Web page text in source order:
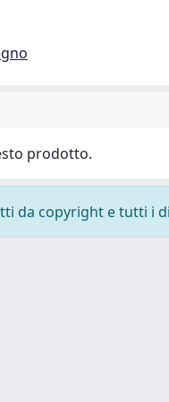
prodotto.
da copyright e tutti i